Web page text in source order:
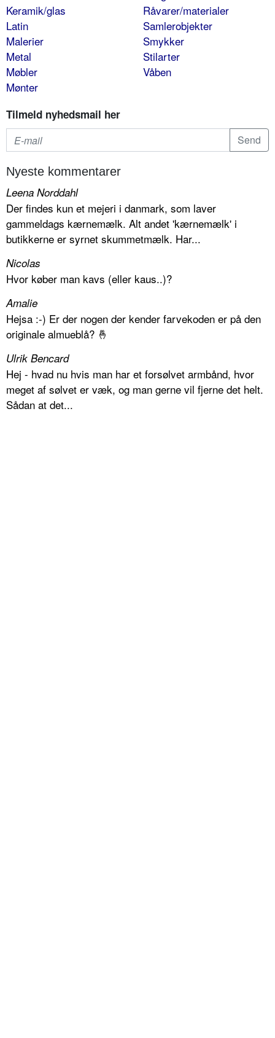
Keramik/glas
Latin
Malerier
Metal
Møbler
Mønter
Råvarer/materialer
Samlerobjekter
Smykker
Stilarter
Våben
Tilmeld nyhedsmail her
Nyeste kommentarer
Leena Norddahl
Der findes kun et mejeri i danmark, som laver
gammeldags kærnemælk. Alt andet 'kærnemælk' i
butikkerne er syrnet skummetmælk. Har...
Nicolas
Hvor køber man kavs (eller kaus..)?
Amalie
Hejsa :-) Er der nogen der kender farvekoden er på den
originale almueblå? 🤞
Ulrik Bencard
Hej - hvad nu hvis man har et forsølvet armbånd, hvor
meget af sølvet er væk, og man gerne vil fjerne det helt.
Sådan at det...